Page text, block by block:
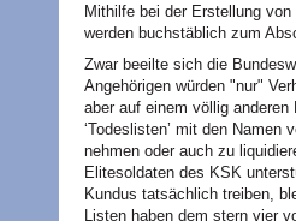
Mithilfe bei der Erstellung
werden buchstäblich zum
Zwar beeilte sich die
Angehörigen würden "nur"
aber auf einem völlig
‘Todeslisten’ mit den Namen
nehmen oder auch zu
Elitesoldaten des KSK
Kundus tatsächlich treiben,
Listen haben dem stern vier